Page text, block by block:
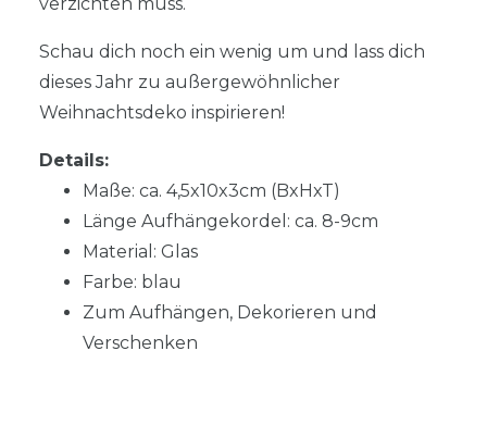
Schau dich noch ein wenig um und lass dich
dieses Jahr zu außergewöhnlicher
Weihnachtsdeko inspirieren!
Details:
Maße: ca. 4,5x10x3cm (BxHxT)
Länge Aufhängekordel: ca. 8-9cm
Material: Glas
Farbe: blau
Zum Aufhängen, Dekorieren und
Verschenken